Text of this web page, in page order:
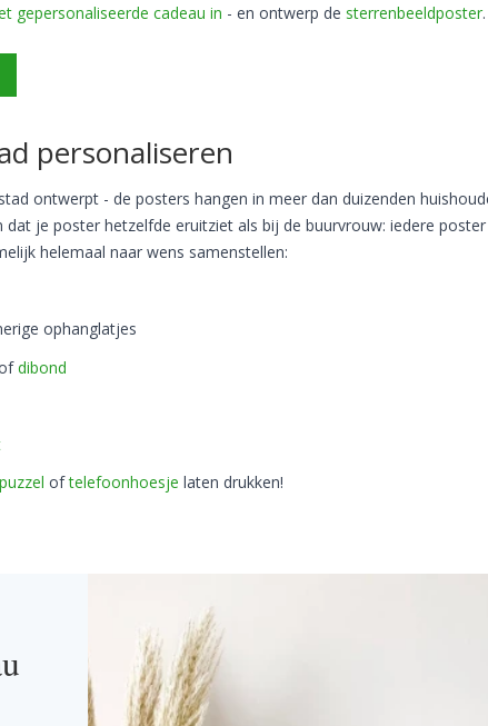
gepersonaliseerde cadeau in - en ontwerp de sterrenbeeldposter.
personaliseren
ontwerpt - de posters hangen in meer dan duizenden
je poster hetzelfde eruitziet als bij de buurvrouw: iedere
helemaal naar wens samenstellen:
ophanglatjes
dibond
puzzel oftelefoonhoesje laten drukken!